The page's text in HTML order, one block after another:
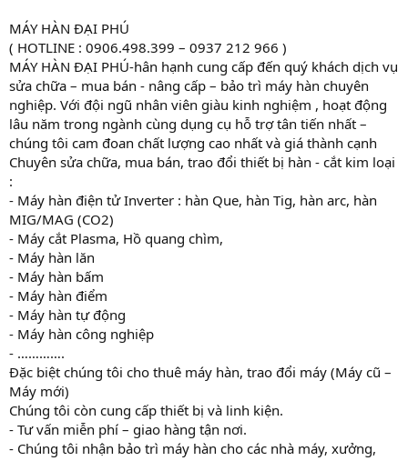
MÁY HÀN ĐẠI PHÚ
( HOTLINE : 0906.498.399 – 0937 212 966 )
MÁY HÀN ĐẠI PHÚ-hân hạnh cung cấp đến quý khách dịch vụ
sửa chữa – mua bán - nâng cấp – bảo trì máy hàn chuyên
nghiệp. Với đội ngũ nhân viên giàu kinh nghiệm , hoạt động
lâu năm trong ngành cùng dụng cụ hỗ trợ tân tiến nhất –
chúng tôi cam đoan chất lượng cao nhất và giá thành cạnh
Chuyên sửa chữa, mua bán, trao đổi thiết bị hàn - cắt kim loại
:
- Máy hàn điện tử Inverter : hàn Que, hàn Tig, hàn arc, hàn
MIG/MAG (CO2)
- Máy cắt Plasma, Hồ quang chìm,
- Máy hàn lăn
- Máy hàn bấm
- Máy hàn điểm
- Máy hàn tự động
- Máy hàn công nghiệp
- ………….
Đặc biệt chúng tôi cho thuê máy hàn, trao đổi máy (Máy cũ –
Máy mới)
Chúng tôi còn cung cấp thiết bị và linh kiện.
- Tư vấn miễn phí – giao hàng tận nơi.
- Chúng tôi nhận bảo trì máy hàn cho các nhà máy, xưởng,